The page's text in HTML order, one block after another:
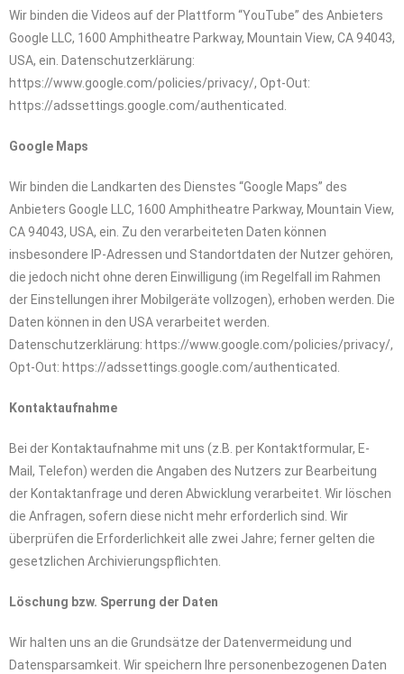
Wir binden die Videos auf der Plattform “YouTube” des Anbieters
Google LLC, 1600 Amphitheatre Parkway, Mountain View, CA 94043,
USA, ein. Datenschutzerklärung:
https://www.google.com/policies/privacy/, Opt-Out:
https://adssettings.google.com/authenticated.
Google Maps
Wir binden die Landkarten des Dienstes “Google Maps” des
Anbieters Google LLC, 1600 Amphitheatre Parkway, Mountain View,
CA 94043, USA, ein. Zu den verarbeiteten Daten können
insbesondere IP-Adressen und Standortdaten der Nutzer gehören,
die jedoch nicht ohne deren Einwilligung (im Regelfall im Rahmen
der Einstellungen ihrer Mobilgeräte vollzogen), erhoben werden. Die
Daten können in den USA verarbeitet werden.
Datenschutzerklärung: https://www.google.com/policies/privacy/,
Opt-Out: https://adssettings.google.com/authenticated.
Kontaktaufnahme
Bei der Kontaktaufnahme mit uns (z.B. per Kontaktformular, E-
Mail, Telefon) werden die Angaben des Nutzers zur Bearbeitung
der Kontaktanfrage und deren Abwicklung verarbeitet. Wir löschen
die Anfragen, sofern diese nicht mehr erforderlich sind. Wir
überprüfen die Erforderlichkeit alle zwei Jahre; ferner gelten die
gesetzlichen Archivierungspflichten.
Löschung bzw. Sperrung der Daten
Wir halten uns an die Grundsätze der Datenvermeidung und
Datensparsamkeit. Wir speichern Ihre personenbezogenen Daten